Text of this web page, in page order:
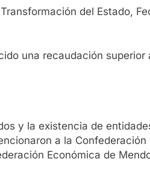
del Estado,
una recaudación
y la existencia de
a la
Económica de